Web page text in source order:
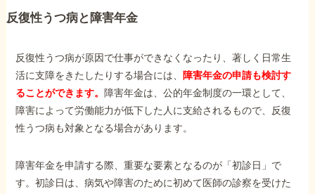
反復性うつ病と障害年金
反復性うつ病が原因で仕事ができなくなったり、著しく日常生
活に支障をきたしたりする場合には、
障害年金の申請も検討す
ることができます。 障害年金は、公的年金制度の一環として、
障害によって労働能力が低下した人に支給されるもので、反復
性うつ病も対象となる場合があります。
障害年金を申請する際、重要な要素となるのが「初診日」で
す。初診日は、病気や障害のために初めて医師の診察を受けた